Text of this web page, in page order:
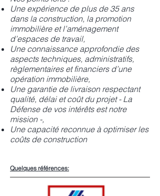
Une expérience de plus de 35 ans
dans la construction, la promotion
immobilière et l’aménagement
d’espaces de travail,
Une connaissance approfondie des
aspects techniques, administratifs,
règlementaires et financiers d’une
opération immobilière,
Une garantie de livraison respectant
qualité, délai et coût du projet - La
Défense de vos intérêts est notre
mission -,
Une capacité reconnue à optimiser les
coûts de construction
Quelques références: